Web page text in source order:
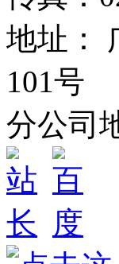
地址：
101号
分公司